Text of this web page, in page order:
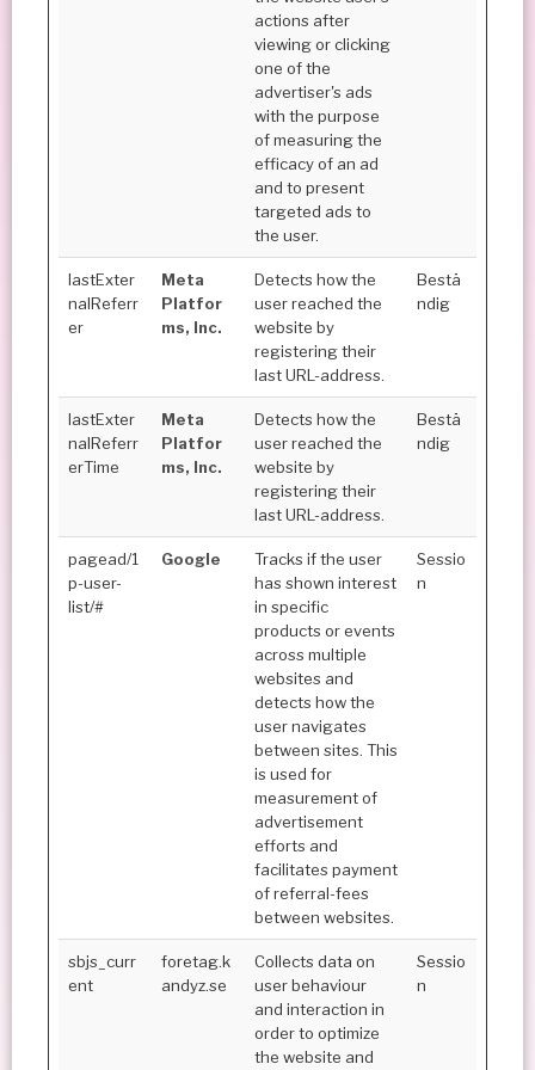
actions after
viewing or clicking
one of the
advertiser's ads
with the purpose
of measuring the
efficacy of an ad
and to present
targeted ads to
the user.
lastExter
nalReferr
er
Meta
Platfor
ms, Inc.
Detects how the
user reached the
website by
registering their
last URL-address.
Bestä
ndig
lastExter
nalReferr
erTime
Meta
Platfor
ms, Inc.
Detects how the
user reached the
website by
registering their
last URL-address.
Bestä
ndig
pagead/1
p-user-
list/#
Google
Tracks if the user
has shown interest
in specific
products or events
across multiple
websites and
detects how the
user navigates
between sites. This
is used for
measurement of
advertisement
efforts and
facilitates payment
of referral-fees
between websites.
Sessio
n
sbjs_curr
ent
foretag.k
andyz.se
Collects data on
user behaviour
and interaction in
order to optimize
the website and
Sessio
n